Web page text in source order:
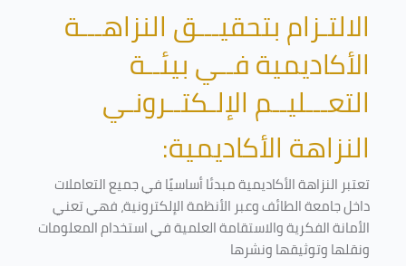
الالتـزام بتحقيـــق النزاهـــة
الأكاديمية فــي بيئــة
التعـــليــم الإلـكتــرونـي
النزاهة الأكاديمية:
تعتبر النزاهة الأكاديمية مبدئا أساسيًا في جميع التعاملات
داخل جامعة الطائف وعبر الأنظمة الإلكترونية، فهي تعني
الأمانة الفكرية والاستقامة العلمية في استخدام المعلومات
ونقلها وتوثيقها ونشرها